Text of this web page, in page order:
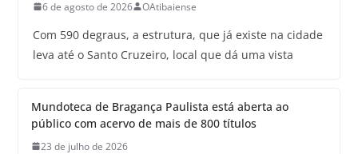
6 de agosto de 2026 OAtibaiense
Com 590 degraus, a estrutura, que já existe na cidade
leva até o Santo Cruzeiro, local que dá uma vista
Mundoteca de Bragança Paulista está aberta ao
público com acervo de mais de 800 títulos
23 de julho de 2026